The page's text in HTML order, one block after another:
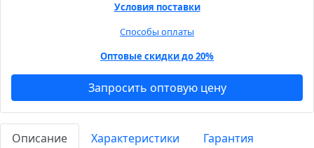
Условия поставки
Способы оплаты
Оптовые скидки до 20%
Запросить оптовую цену
Описание Характеристики
Гарантия